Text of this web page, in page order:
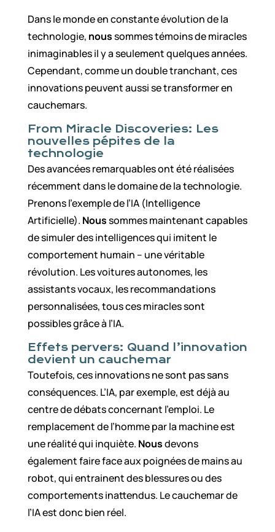
Dans le monde en constante évolution de la
technologie, noussommes témoins de miracles
inimaginables il y a seulement quelques années.
Cependant, comme un double tranchant, ces
innovations peuvent aussi se transformer en
cauchemars.
From Miracle Discoveries: Les
nouvelles pépites de la
technologie
Des avancées remarquables ont été réalisées
récemment dans le domaine de la technologie.
Prenons l’exemple de l’IA (Intelligence
Artificielle). Noussommes maintenant capables
de simuler des intelligences qui imitent le
comportement humain – une véritable
révolution. Les voitures autonomes, les
assistants vocaux, les recommandations
personnalisées, tous ces miracles sont
possibles grâce à l’IA.
Effets pervers: Quand l’innovation
devient un cauchemar
Toutefois, ces innovations ne sont pas sans
conséquences. L’IA, par exemple, est déjà au
centre de débats concernant l’emploi. Le
remplacement de l’homme par la machine est
une réalité qui inquiète. Nousdevons
également faire face aux poignées de mains au
robot, qui entrainent des blessures ou des
comportements inattendus. Le cauchemar de
l’IA est donc bien réel.